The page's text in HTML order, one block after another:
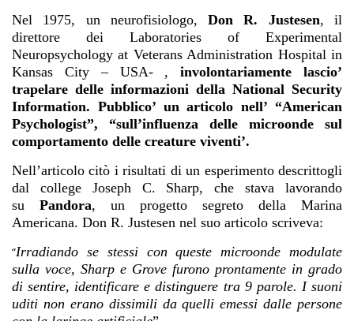
Nel 1975, un neurofisiologo, Don R. Justesen, il
direttore dei Laboratories of Experimental
Neuropsychology at Veterans Administration Hospital in
Kansas City – USA- , involontariamente lascio’
trapelare delle informazioni della National Security
Information. Pubblico’ un articolo nell’ “American
Psychologist”, “sull’influenza delle microonde sul
comportamento delle creature viventi’.
Nell’articolo citò i risultati di un esperimento descrittogli
dal college Joseph C. Sharp, che stava lavorando
su Pandora, un progetto segreto della Marina
Americana. Don R. Justesen nel suo articolo scriveva:
“Irradiando se stessi con queste microonde modulate
sulla voce, Sharp e Grove furono prontamente in grado
di sentire, identificare e distinguere tra 9 parole. I suoni
uditi non erano dissimili da quelli emessi dalle persone